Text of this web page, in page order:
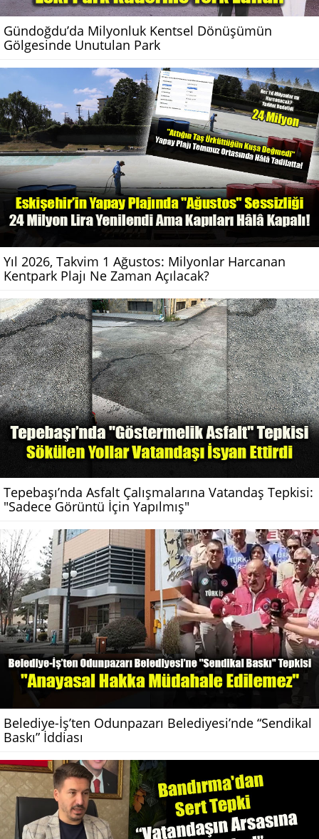
Gündoğdu’da Milyonluk Kentsel Dönüşümün
Gölgesinde Unutulan Park
Yıl 2026, Takvim 1 Ağustos: Milyonlar Harcanan
Kentpark Plajı Ne Zaman Açılacak?
Tepebaşı’nda Asfalt Çalışmalarına Vatandaş Tepkisi:
"Sadece Görüntü İçin Yapılmış"
Belediye-İş’ten Odunpazarı Belediyesi’nde “Sendikal
Baskı” İddiası